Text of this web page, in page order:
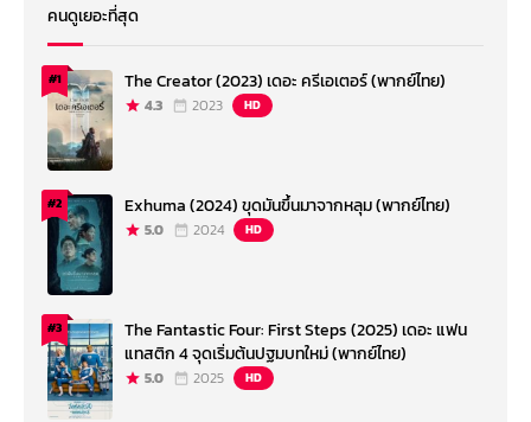
คนดูเยอะที่สุด
#1 The Creator (2023) เดอะ ครีเอเตอร์ (พากย์ไทย)
4.3 2023 HD
#2 Exhuma (2024) ขุดมันขึ้นมาจากหลุม (พากย์ไทย)
5.0 2024 HD
#3
The Fantastic Four: First Steps (2025) เดอะ แฟน
แทสติก 4 จุดเริ่มต้นปฐมบทใหม่ (พากย์ไทย)
5.0 2025 HD